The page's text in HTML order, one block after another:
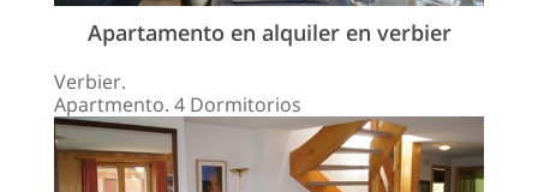
Apartamento en alquiler en verbier
Verbier.
Apartmento. 4 Dormitorios